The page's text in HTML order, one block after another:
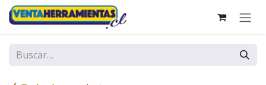
Ir al contenido